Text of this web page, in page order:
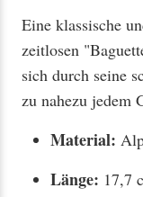
Eine klassische
zeitlosen
sich durch seine
zu nahezu jedem
Material:
Länge: 17,7